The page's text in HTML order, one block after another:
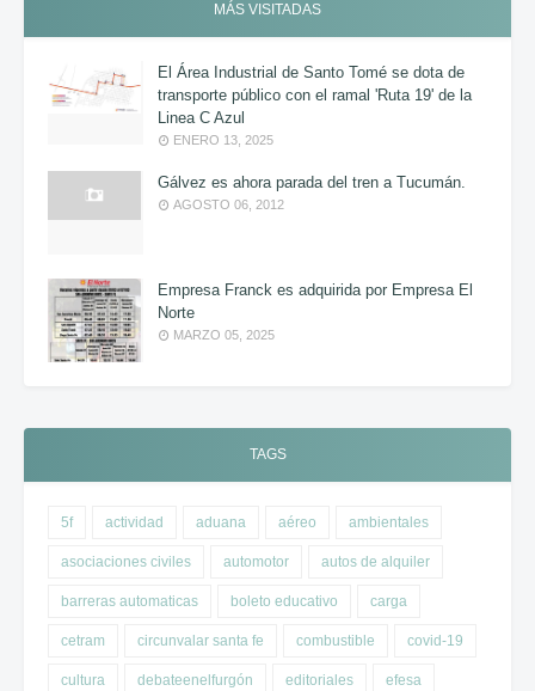
MÁS VISITADAS
El Área Industrial de Santo Tomé se dota de
transporte público con el ramal 'Ruta 19' de la
Linea C Azul
ENERO 13, 2025
Gálvez es ahora parada del tren a Tucumán.
AGOSTO 06, 2012
Empresa Franck es adquirida por Empresa El
Norte
MARZO 05, 2025
TAGS
5f actividad aduana aéreo ambientales
asociaciones civiles automotor autos de alquiler
barreras automaticas boleto educativo carga
cetram circunvalar santa fe combustible covid-19
cultura debateenelfurgón editoriales efesa